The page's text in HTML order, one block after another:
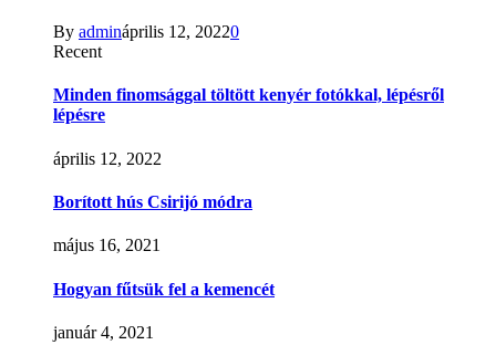
By admináprilis 12, 20220
Recent
Minden finomsággal töltött kenyér fotókkal, lépésről
lépésre
április 12, 2022
Borított hús Csirijó módra
május 16, 2021
Hogyan fűtsük fel a kemencét
január 4, 2021